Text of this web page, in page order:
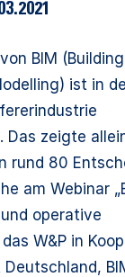
BIM (Building
ist in
Das zeigte
rund 80
am Webinar
operative
W&P in